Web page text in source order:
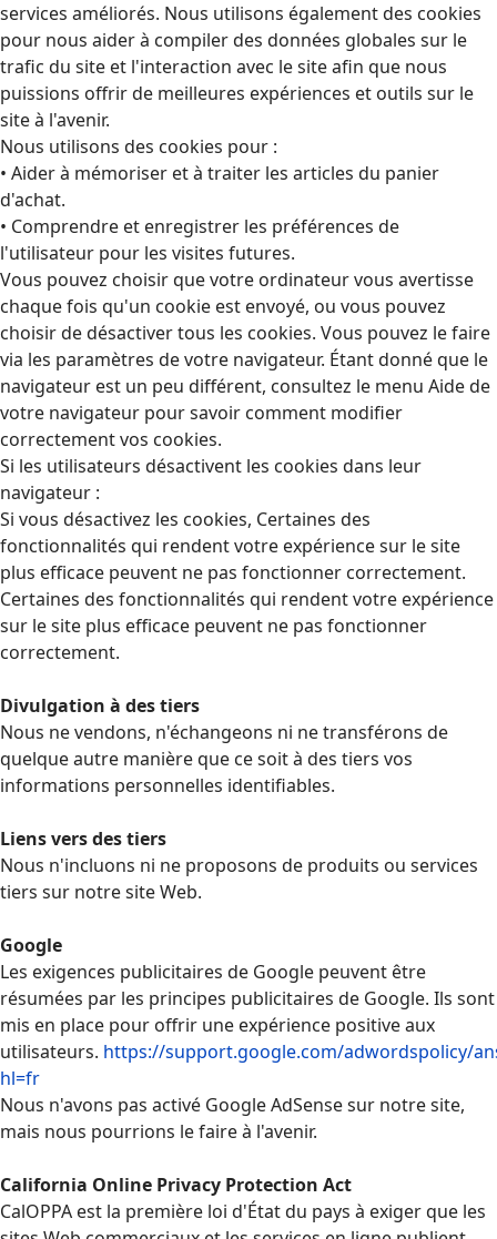
services améliorés. Nous utilisons également des cookies
pour nous aider à compiler des données globales sur le
trafic du site et l'interaction avec le site afin que nous
puissions offrir de meilleures expériences et outils sur le
site à l'avenir.
Nous utilisons des cookies pour :
• Aider à mémoriser et à traiter les articles du panier
d'achat.
• Comprendre et enregistrer les préférences de
l'utilisateur pour les visites futures.
Vous pouvez choisir que votre ordinateur vous avertisse
chaque fois qu'un cookie est envoyé, ou vous pouvez
choisir de désactiver tous les cookies. Vous pouvez le faire
via les paramètres de votre navigateur. Étant donné que le
navigateur est un peu différent, consultez le menu Aide de
votre navigateur pour savoir comment modifier
correctement vos cookies.
Si les utilisateurs désactivent les cookies dans leur
navigateur :
Si vous désactivez les cookies, Certaines des
fonctionnalités qui rendent votre expérience sur le site
plus efficace peuvent ne pas fonctionner correctement.
Certaines des fonctionnalités qui rendent votre expérience
sur le site plus efficace peuvent ne pas fonctionner
correctement.
Divulgation à des tiers
Nous ne vendons, n'échangeons ni ne transférons de
quelque autre manière que ce soit à des tiers vos
informations personnelles identifiables.
Liens vers des tiers
Nous n'incluons ni ne proposons de produits ou services
tiers sur notre site Web.
Google
Les exigences publicitaires de Google peuvent être
résumées par les principes publicitaires de Google. Ils sont
mis en place pour offrir une expérience positive aux
utilisateurs. https://support.google.com/adwordspolicy/
hl=fr
Nous n'avons pas activé Google AdSense sur notre site,
mais nous pourrions le faire à l'avenir.
California Online Privacy Protection Act
CalOPPA est la première loi d'État du pays à exiger que les